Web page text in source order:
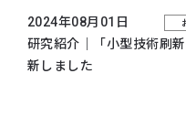
2024年08月01日
研究紹介｜「小型技術刷
新しました